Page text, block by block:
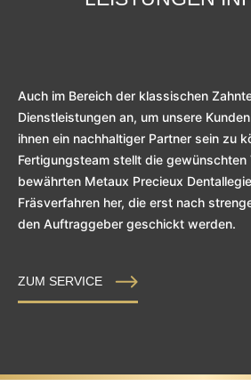
Auch im Bereich der klassischen
Dienstleistungen an, um unsere
ihnen ein nachhaltiger Partner sein zu
Fertigungsteam stellt die
bewährten Metaux Precieux
Fräsverfahren her, die erst nach
den Auftraggeber geschickt werden.
ZUM SERVICE